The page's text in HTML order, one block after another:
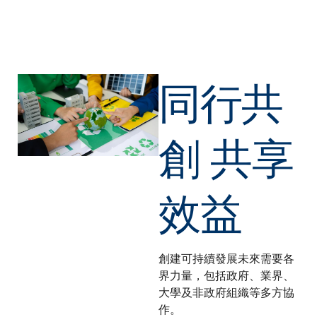
同行共
創 共享
效益
創建可持續發展未來需要各
界力量，包括政府、業界、
大學及非政府組織等多方協
作。